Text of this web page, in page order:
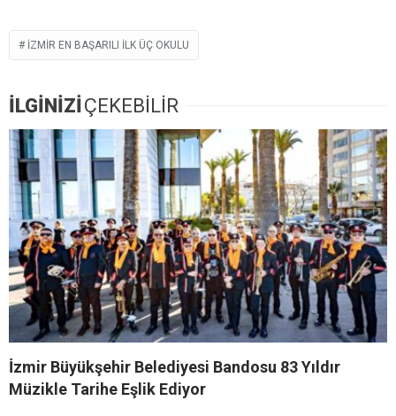
İZMİR EN BAŞARILI İLK ÜÇ OKULU
İLGİNİZİ ÇEKEBİLİR
İzmir Büyükşehir Belediyesi Bandosu 83 Yıldır
Müzikle Tarihe Eşlik Ediyor